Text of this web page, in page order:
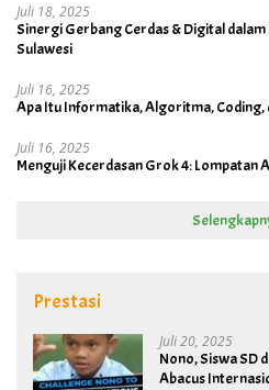
Juli 18, 2025
Sinergi Gerbang Cerdas & Digital
Sulawesi
Juli 16, 2025
Apa Itu Informatika, Algoritma, Coding,
Juli 16, 2025
Menguji Kecerdasan Grok 4: Lompatan
Prestasi
Juli 20, 2025
Nono, Siswa SD
Abacus